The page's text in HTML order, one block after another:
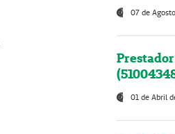
07 de
01 de Abril